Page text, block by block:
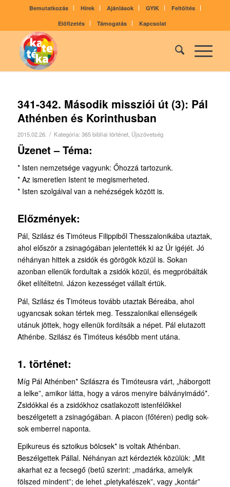
Bemutatkozás Hírek Ajánlások GYIK
Feltöltés
Előfizetés
Támogatás Kapcsolat
341-342. Második missziói út (3): Pál
Athénben és Korinthusban
2015.02.26. / Kategória: 365 bibliai történet, Újszövetség
Üzenet – Téma:
* Isten nemzetsége vagyunk: Őhozzá tarto­zunk.
* Az ismeretlen Istent te megismerheted.
* Isten szolgáival van a nehézségek között is.
Előzmények:
Pál, Szilász és Timóteus Filippiből Thesszalonikába utaztak,
ahol először a zsinagógában jelentették ki az Úr igéjét. Jó
néhányan hittek a zsidók és görögök közül is. Sokan
azonban ellenük fordultak a zsidók közül, és megpróbálták
őket elítéltetni. Jázon kezességet vállalt értük.
Pál, Szilász és Timóteus tovább utaztak Béreába, ahol
ugyancsak sokan tértek meg. Tesszalonikai ellenségeik
utánuk jöttek, hogy ellenük fordítsák a népet. Pál elutazott
Athénbe. Szilász és Timóteus később ment utána.
1. történet:
Míg Pál Athénben* Szilászra és Timóteusra várt, „háborgott
a lelke”, amikor látta, hogy a város menyire bálványimádó*.
Zsidókkal és a zsidókhoz csatlakozott istenfélőkkel
beszélgetett a zsinagógában. A piacon (főtéren) pedig sok-
sok emberrel naponta.
Epikureus és sztoikus bölcsek* is voltak Athénban.
Beszélgettek Pállal. Néhányan azt kérdezték közülük: „Mit
akarhat ez a fecsegő (betű szerint: „madárka, amelyik
fölszed mindent”; de lehet „pletykafészek”, vagy „kontár”